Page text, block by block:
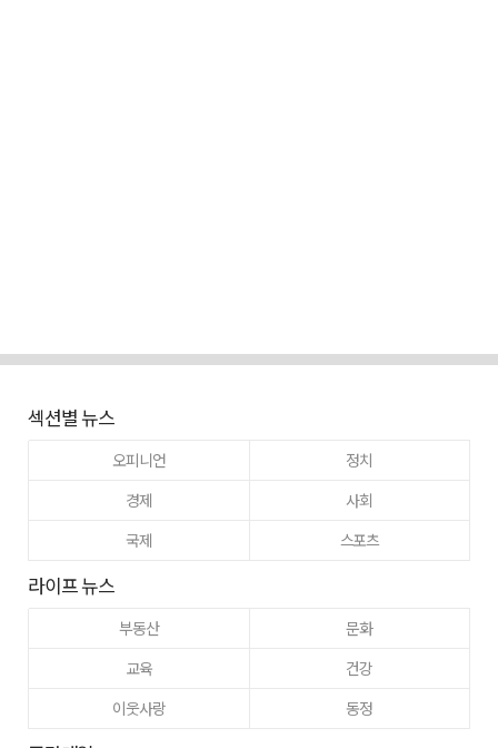
섹션별 뉴스
오피니언
정치
경제
사회
국제
스포츠
라이프 뉴스
부동산
문화
교육
건강
이웃사랑
동정